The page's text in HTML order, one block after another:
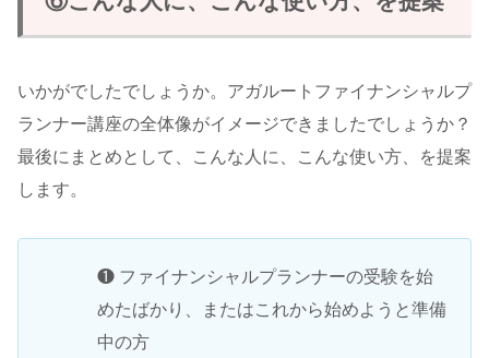
いかがでしたでしょうか。アガルートファイナンシャルプ
ランナー講座の全体像がイメージできましたでしょうか？
最後にまとめとして、こんな人に、こんな使い方、を提案
します。
❶ ファイナンシャルプランナーの受験を始
めたばかり、またはこれから始めようと準備
中の方